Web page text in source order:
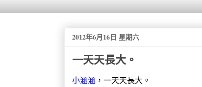
2012年6月16日 星期六
一天天長大。
小涵涵 ，一天天長大。